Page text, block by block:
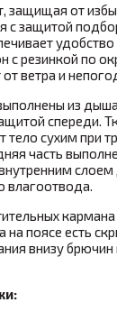
защищая от
с защитой
удобство
резинкой по
ветра и
из
спереди.
тело сухим при
часть
влагоотвода.
на поясе есть
внизу